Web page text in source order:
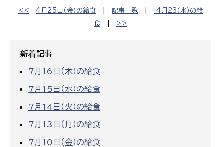
<< 4月25日（金）の給食 記事一覧
4月23（水）の給
食
>>
新着記事
7月16日（木）の給食
7月15日（水）の給食
7月14日（火）の給食
7月13日（月）の給食
7月10日（金）の給食